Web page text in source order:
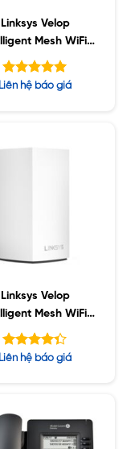
Linksys Velop
Mesh WiFi,
White (AC2200)
Được xếp
Liên hệ báo giá
Linksys Velop
Mesh WiFi,
White (AC1300)
Được xếp
Liên hệ báo giá